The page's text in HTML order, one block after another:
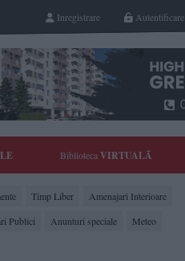
Autentificare
Inregistrare
BibliotecaVIRTUALĂ
Timp Liber
Amenajari Interioare
Publici Anunturi speciale Meteo